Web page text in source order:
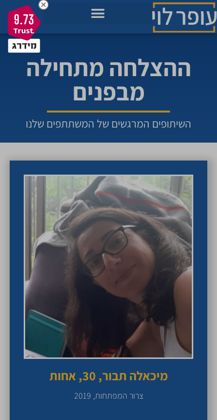
ההצלחה מתחילה
מבפנים
השיתופים המרגשים של המשתתפים שלנו
מיכאלה תבור, 30, אחות
צרור המפתחות, 2019
9.73